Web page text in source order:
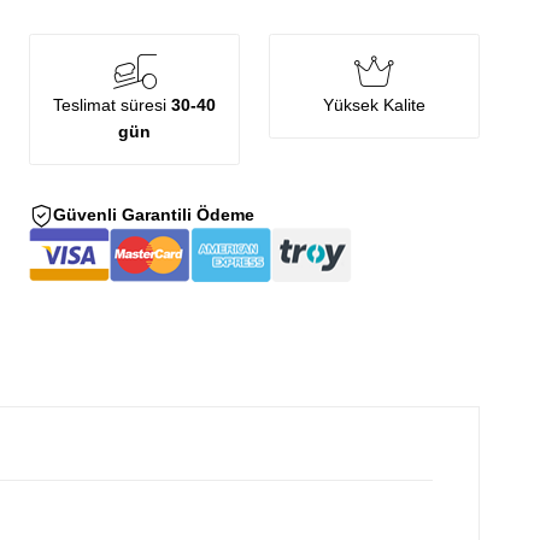
Teslimat süresi30-40
gün
Yüksek Kalite
Güvenli Garantili Ödeme